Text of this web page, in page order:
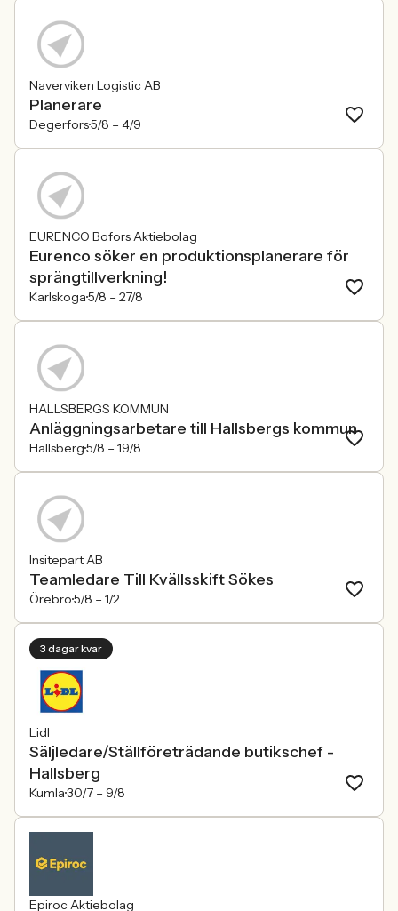
Naverviken Logistic AB
Planerare
Degerfors5/8 – 4/9
EURENCO Bofors Aktiebolag
Eurenco söker en produktionsplanerare för
sprängtillverkning!
Karlskoga5/8 – 27/8
HALLSBERGS KOMMUN
Anläggningsarbetare till Hallsbergs kommun
Hallsberg5/8 – 19/8
Insitepart AB
Teamledare Till Kvällsskift Sökes
Örebro5/8 – 1/2
3 dagar kvar
Lidl
Säljledare/Ställföreträdande butikschef -
Hallsberg
Kumla30/7 – 9/8
Epiroc Aktiebolag